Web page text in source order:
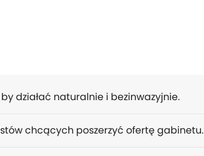
działać naturalnie i bezinwazyjnie.
chcących poszerzyć ofertę gabinetu.